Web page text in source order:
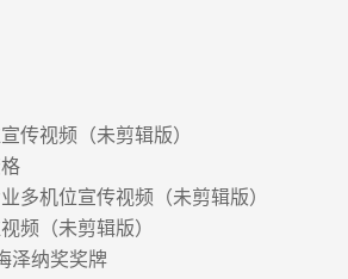
传视频（未剪辑版）
多机位宣传视频（未剪辑版）
频（未剪辑版）
泽纳奖奖牌